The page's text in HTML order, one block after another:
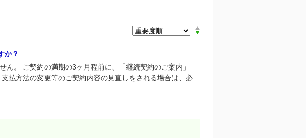
か？
。 ご契約の満期の3ヶ月程前に、「継続契約のご案内」
払方法の変更等のご契約内容の見直しをされる場合は、必